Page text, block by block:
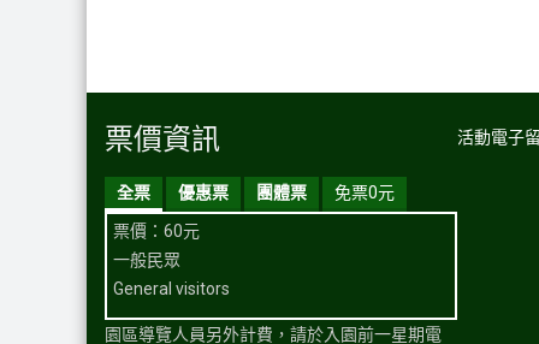
票價資訊
全票 優惠票 團體票
免票0元
票價：60元
一般民眾
General visitors
園區導覽人員另外計費，請於入園前一星期電
活動電子